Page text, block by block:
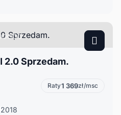
2.0 Sprzedam.
Raty1 369zł/msc
2018